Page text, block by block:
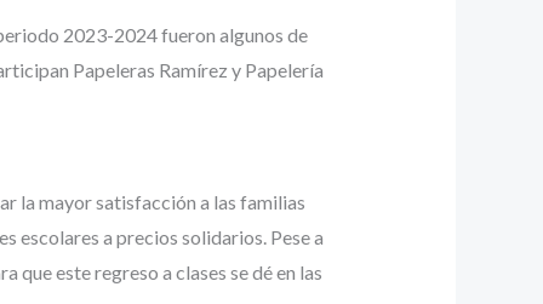
2023-2024 fueron algunos de
Papeleras Ramírez y Papelería
la mayor satisfacción a las familias
escolares a precios solidarios. Pese a
que este regreso a clases se dé en las